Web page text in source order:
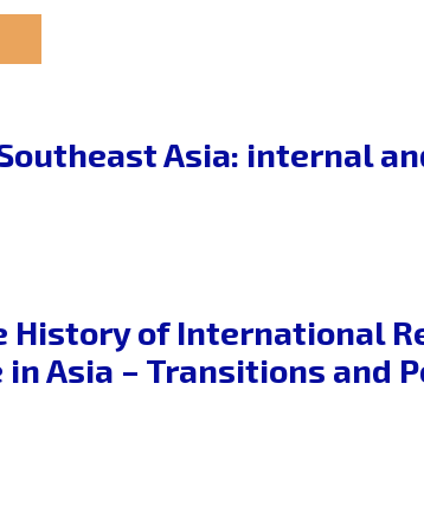
Asia: internal
History of International
Asia – Transitions and